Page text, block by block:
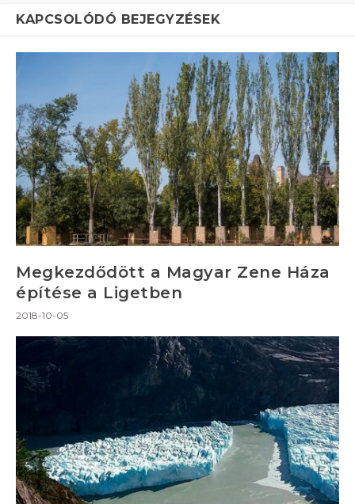
KAPCSOLÓDÓ BEJEGYZÉSEK
Megkezdődött a Magyar Zene Háza
építése a Ligetben
2018-10-05